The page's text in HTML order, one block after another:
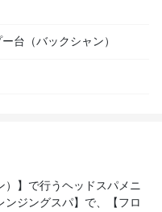
台（バックシャン）
）】で行うヘッドスパメニ
ンジングスパ】で、【フロ